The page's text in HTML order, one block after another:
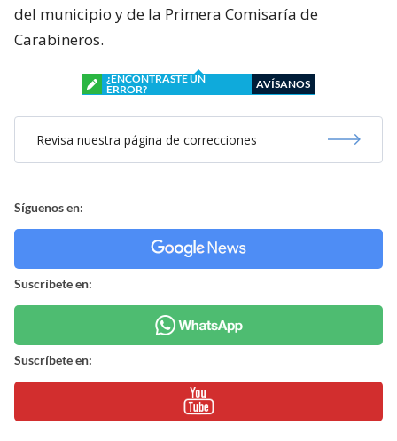
del municipio y de la Primera Comisaría de
Carabineros.
¿ENCONTRASTE UN
ERROR?
AVÍSANOS
Revisa nuestra página de correcciones
Síguenos en:
Suscríbete en:
Suscríbete en: